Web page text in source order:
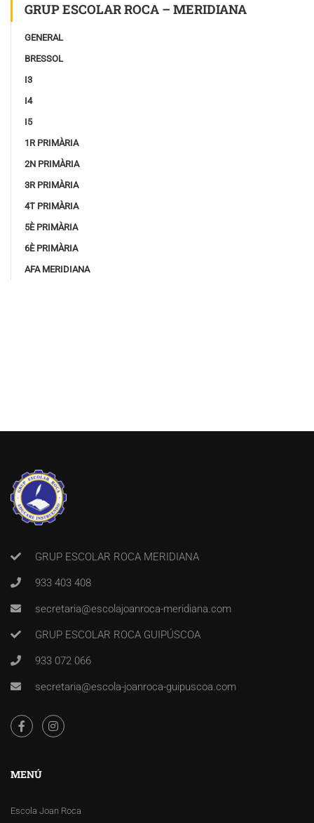
GRUP ESCOLAR ROCA – MERIDIANA
GENERAL
BRESSOL
I3
I4
I5
1R PRIMÀRIA
2N PRIMÀRIA
3R PRIMÀRIA
4T PRIMÀRIA
5È PRIMÀRIA
6È PRIMÀRIA
AFA MERIDIANA
GRUP ESCOLAR ROCA MERIDIANA
933 403 408
secretaria@escolajoanroca-meridiana.com
GRUP ESCOLAR ROCA GUIPÚSCOA
933 072 066
secretaria@escola-joanroca-guipuscoa.com
MENÚ
Escola Joan Roca